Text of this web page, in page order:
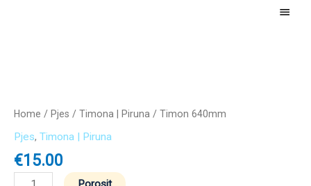
Main
Home / Pjes / Timona | Piruna / Timon 640mm
Pjes, Timona | Piruna
€15.00
quantity